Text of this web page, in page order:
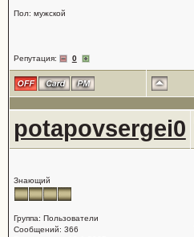
Пол: мужской
Репутация: 0
potapovsergei0
Знающий
Группа: Пользователи
Сообщений: 366